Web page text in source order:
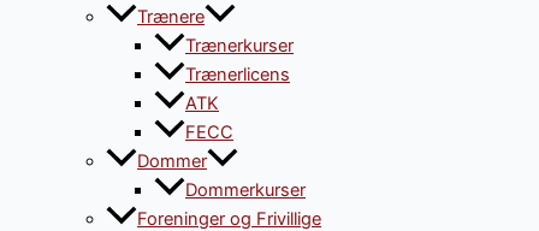
Trænere
Trænerkurser
Trænerlicens
ATK
FECC
Dommer
Dommerkurser
Foreninger og Frivillige